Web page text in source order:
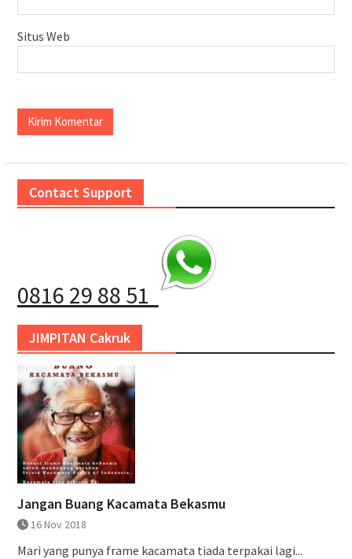
Situs Web
Contact Support
0816 29 88 51
JIMPITAN Cakruk
Jangan Buang Kacamata Bekasmu
16 Nov 2018
Mari yang punya frame kacamata tiada terpakai lagi...